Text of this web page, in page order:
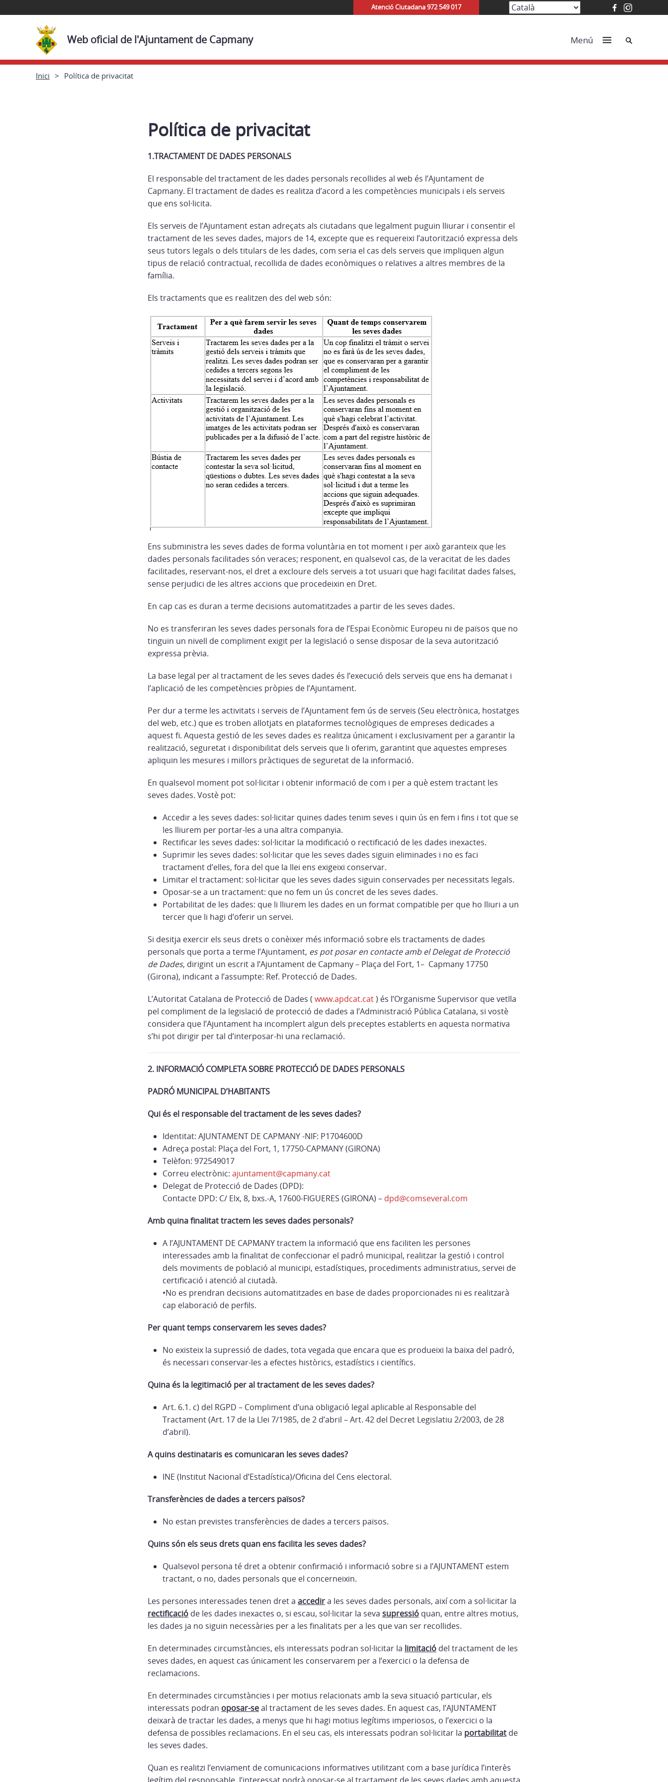
Atenció Ciutadana 972 549 017
Web oficial de l'Ajuntament de Capmany Menú Cerca
Inici Política de privacitat
Política de privacitat
1.TRACTAMENT DE DADES PERSONALS
El responsable del tractament de les dades personals recollides al web és l’Ajuntament de
Capmany. El tractament de dades es realitza d’acord a les competències municipals i els serveis
que ens sol·licita.
Els serveis de l’Ajuntament estan adreçats als ciutadans que legalment puguin lliurar i consentir el
tractament de les seves dades, majors de 14, excepte que es requereixi l’autorització expressa dels
seus tutors legals o dels titulars de les dades, com seria el cas dels serveis que impliquen algun
tipus de relació contractual, recollida de dades econòmiques o relatives a altres membres de la
família.
Els tractaments que es realitzen des del web són:
Ens subministra les seves dades de forma voluntària en tot moment i per això garanteix que les
dades personals facilitades són veraces; responent, en qualsevol cas, de la veracitat de les dades
facilitades, reservant-nos, el dret a excloure dels serveis a tot usuari que hagi facilitat dades falses,
sense perjudici de les altres accions que procedeixin en Dret.
En cap cas es duran a terme decisions automatitzades a partir de les seves dades.
No es transferiran les seves dades personals fora de l’Espai Econòmic Europeu ni de països que no
tinguin un nivell de compliment exigit per la legislació o sense disposar de la seva autorització
expressa prèvia.
La base legal per al tractament de les seves dades és l’execució dels serveis que ens ha demanat i
l’aplicació de les competències pròpies de l’Ajuntament.
Per dur a terme les activitats i serveis de l’Ajuntament fem ús de serveis (Seu electrònica, hostatges
del web, etc.) que es troben allotjats en plataformes tecnològiques de empreses dedicades a
aquest fi. Aquesta gestió de les seves dades es realitza únicament i exclusivament per a garantir la
realització, seguretat i disponibilitat dels serveis que li oferim, garantint que aquestes empreses
apliquin les mesures i millors pràctiques de seguretat de la informació.
En qualsevol moment pot sol·licitar i obtenir informació de com i per a què estem tractant les
seves dades. Vostè pot:
Accedir a les seves dades: sol·licitar quines dades tenim seves i quin ús en fem i fins i tot que se
les lliurem per portar-les a una altra companyia.
Rectificar les seves dades: sol·licitar la modificació o rectificació de les dades inexactes.
Suprimir les seves dades: sol·licitar que les seves dades siguin eliminades i no es faci
tractament d’elles, fora del que la llei ens exigeixi conservar.
Limitar el tractament: sol·licitar que les seves dades siguin conservades per necessitats legals.
Oposar-se a un tractament: que no fem un ús concret de les seves dades.
Portabilitat de les dades: que li lliurem les dades en un format compatible per que ho lliuri a un
tercer que li hagi d’oferir un servei.
Si desitja exercir els seus drets o conèixer més informació sobre els tractaments de dades
personals que porta a terme l’Ajuntament, es pot posar en contacte amb el Delegat de Protecció
de Dades, dirigint un escrit a l’Ajuntament de Capmany – Plaça del Fort, 1– Capmany 17750
(Girona), indicant a l’assumpte: Ref. Protecció de Dades.
L’Autoritat Catalana de Protecció de Dades ( www.apdcat.cat) és l’Organisme Supervisor que vetlla
pel compliment de la legislació de protecció de dades a l’Administració Pública Catalana, si vostè
considera que l’Ajuntament ha incomplert algun dels preceptes establerts en aquesta normativa
s’hi pot dirigir per tal d’interposar-hi una reclamació.
2. INFORMACIÓ COMPLETA SOBRE PROTECCIÓ DE DADES PERSONALS
PADRÓ MUNICIPAL D’HABITANTS
Qui és el responsable del tractament de les seves dades?
Identitat: AJUNTAMENT DE CAPMANY -NIF: P1704600D
Adreça postal: Plaça del Fort, 1, 17750-CAPMANY (GIRONA)
Telèfon: 972549017
Correu electrònic: ajuntament@capmany.cat
Delegat de Protecció de Dades (DPD):
Contacte DPD: C/ Elx, 8, bxs.-A, 17600-FIGUERES (GIRONA) – dpd@comseveral.com
Amb quina finalitat tractem les seves dades personals?
A l’AJUNTAMENT DE CAPMANY tractem la informació que ens faciliten les persones
interessades amb la finalitat de confeccionar el padró municipal, realitzar la gestió i control
dels moviments de població al municipi, estadístiques, procediments administratius, servei de
certificació i atenció al ciutadà.
•No es prendran decisions automatitzades en base de dades proporcionades ni es realitzarà
cap elaboració de perfils.
Per quant temps conservarem les seves dades?
No existeix la supressió de dades, tota vegada que encara que es produeixi la baixa del padró,
és necessari conservar-les a efectes històrics, estadístics i científics.
Quina és la legitimació per al tractament de les seves dades?
Art. 6.1. c) del RGPD – Compliment d’una obligació legal aplicable al Responsable del
Tractament (Art. 17 de la Llei 7/1985, de 2 d’abril – Art. 42 del Decret Legislatiu 2/2003, de 28
d’abril).
A quins destinataris es comunicaran les seves dades?
INE (Institut Nacional d’Estadística)/Oficina del Cens electoral.
Transferències de dades a tercers països?
No estan previstes transferències de dades a tercers països.
Quins són els seus drets quan ens facilita les seves dades?
Qualsevol persona té dret a obtenir confirmació i informació sobre si a l’AJUNTAMENT estem
tractant, o no, dades personals que el concerneixin.
Les persones interessades tenen dret a accedira les seves dades personals, així com a sol·licitar la
rectificació de les dades inexactes o, si escau, sol·licitar la seva supressió quan, entre altres motius,
les dades ja no siguin necessàries per a les finalitats per a les que van ser recollides.
En determinades circumstàncies, els interessats podran sol·licitar la limitació del tractament de les
seves dades, en aquest cas únicament les conservarem per a l’exercici o la defensa de
reclamacions.
En determinades circumstàncies i per motius relacionats amb la seva situació particular, els
interessats podran oposar-seal tractament de les seves dades. En aquest cas, l’AJUNTAMENT
deixarà de tractar les dades, a menys que hi hagi motius legítims imperiosos, o l’exercici o la
defensa de possibles reclamacions. En el seu cas, els interessats podran sol·licitar la portabilitat de
les seves dades.
Quan es realitzi l’enviament de comunicacions informatives utilitzant com a base jurídica l’interès